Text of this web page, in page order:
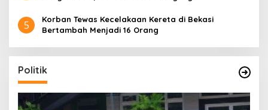
5
Korban Tewas Kecelakaan Kereta di Bekasi
Bertambah Menjadi 16 Orang
Politik